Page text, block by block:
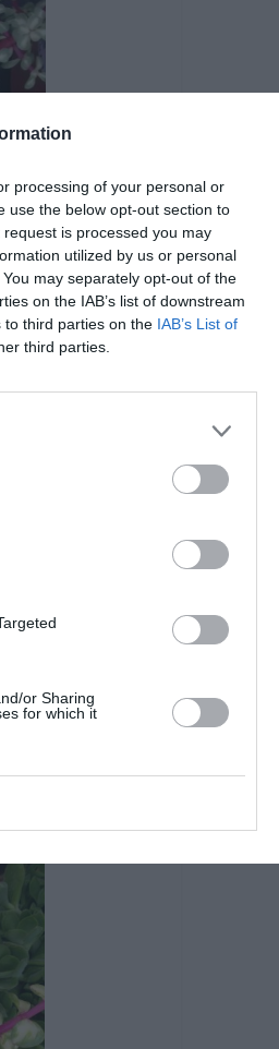
processing of your personal or
use the below opt-out section to
is processed you may
utilized by us or personal
may separately opt-out of the
on the IAB’s list of downstream
to third parties on the IAB’s List of
third parties.
or Sharing
for which it
crecimiento lento.
bonsais. Se
rocallas por